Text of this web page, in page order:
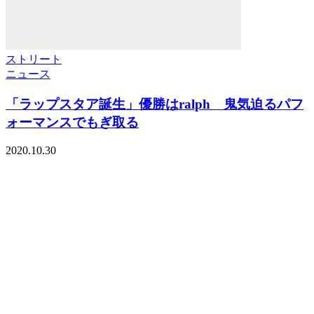
ストリート
ニュース
「ラップスタア誕生」優勝はralph 鬼気迫るパフ
ォーマンスでもぎ取る
2020.10.30